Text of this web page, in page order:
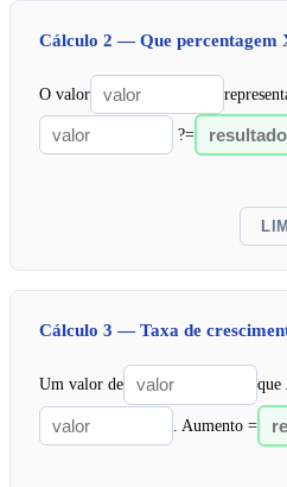
Cálculo 2 — Que percentagem
O valor
?=
Cálculo 3 — Taxa de
Um valor de que
. Aumento =